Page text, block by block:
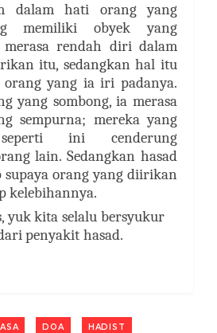
dalam hati orang yang
memiliki obyek yang
rendah diri dalam
itu, sedangkan hal itu
orang yang ia iri padanya.
yang sombong, ia merasa
sempurna; mereka yang
ini cenderung
lain. Sedangkan hasad
orang yang diirikan
kelebihannya.
yuk kita selalu bersyukur
penyakit hasad.
DOA HADIST